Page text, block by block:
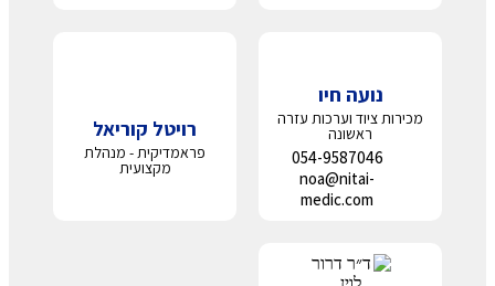
נועה חיו
מכירות ציוד וערכות עזרה
ראשונה
054-9587046
noa@nitai-
medic.com
רויטל קוריאל
פראמדיקית - מנהלת
מקצועית